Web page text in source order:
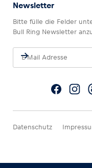
Newsletter
Bitte fülle die Felder
Bull Ring Newsletter
Datenschutz